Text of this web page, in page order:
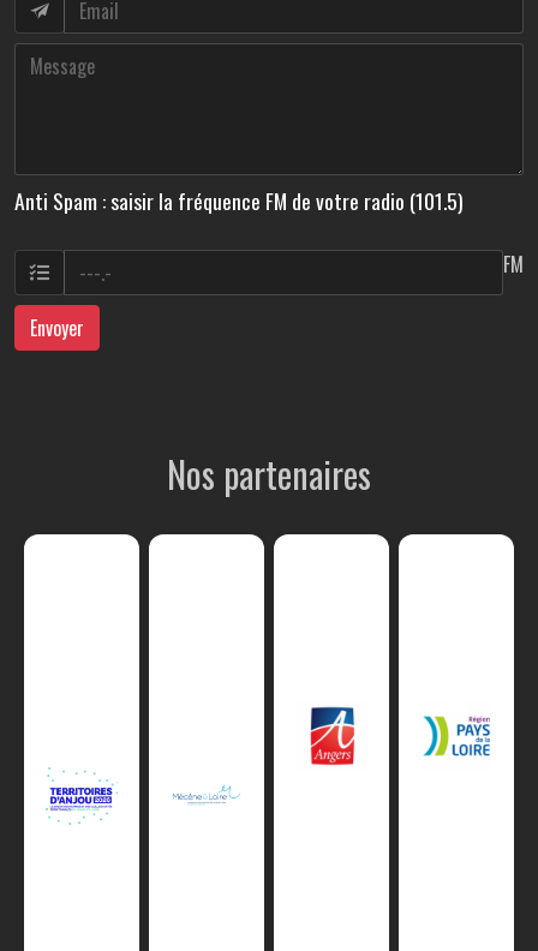
Anti Spam : saisir la fréquence FM de votre radio (101.5)
FM
Envoyer
Nos partenaires